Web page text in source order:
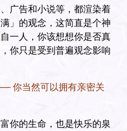
广告和小说等，都渲染着
」的观念，这简直是个神
一人，你该想想你是否真
你只是受到普遍观念影响
你当然可以拥有亲密关
你的生命，也是快乐的泉